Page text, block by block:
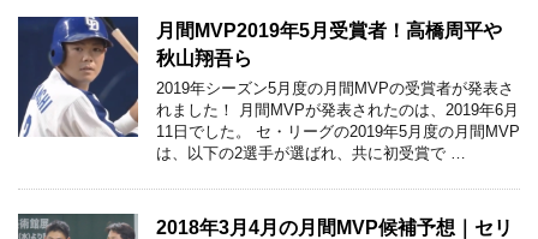
月間MVP2019年5月受賞者！高橋周平や
秋山翔吾ら
2019年シーズン5月度の月間MVPの受賞者が発表さ
れました！ 月間MVPが発表されたのは、2019年6月
11日でした。 セ・リーグの2019年5月度の月間MVP
は、以下の2選手が選ばれ、共に初受賞で …
2018年3月4月の月間MVP候補予想｜セリ